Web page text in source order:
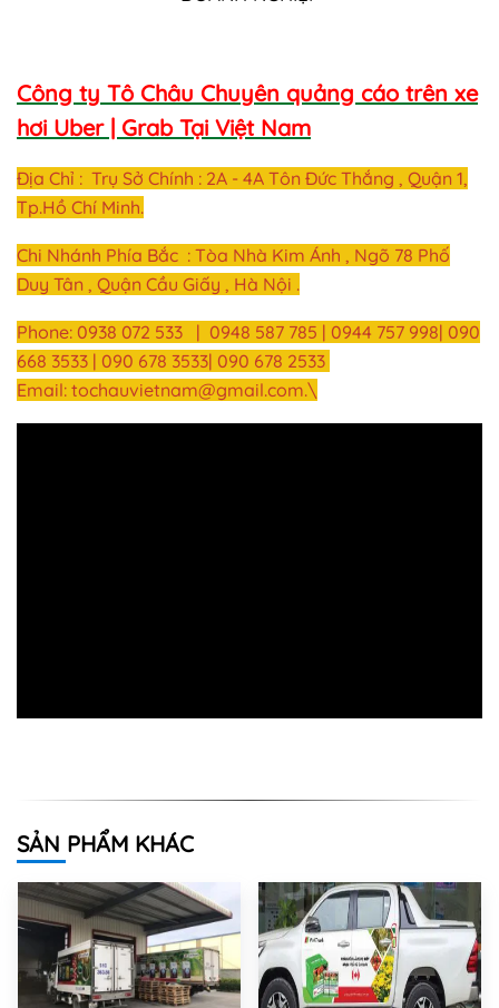
Công ty Tô Châu Chuyên quảng cáo trên xe
hơi Uber | Grab Tại Việt Nam
Địa Chỉ : Trụ Sở Chính : 2A - 4A Tôn Đức Thắng , Quận 1,
Tp.Hồ Chí Minh.
Chi Nhánh Phía Bắc : Tòa Nhà Kim Ánh , Ngõ 78 Phố
Duy Tân , Quận Cầu Giấy , Hà Nội .
Phone: 0938 072 533 | 0948 587 785 | 0944 757 998| 090
668 3533 | 090 678 3533| 090 678 2533
Email: tochauvietnam@gmail.com.\
SẢN PHẨM KHÁC